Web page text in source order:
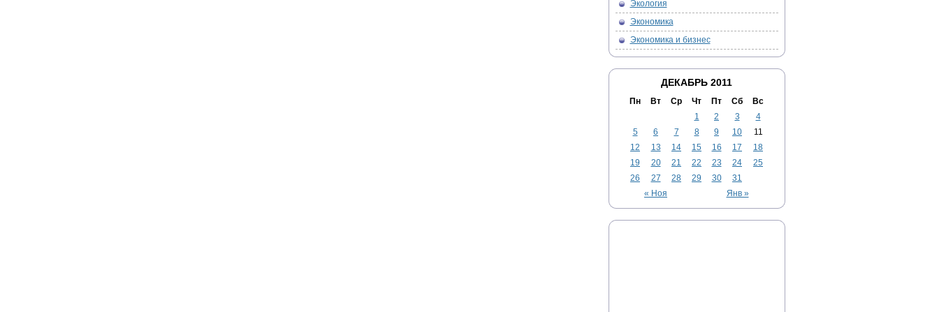
Экология
Экономика
Экономика и бизнес
ДЕКАБРЬ 2011
Пн Вт Ср Чт Пт Сб Вс
« Ноя Янв »
1 2 3
4
5
6 7 8 9 10
11
12
13 14 15 16 17
18
19
20 21 22 23 24
25
26
27 28 29 30 31